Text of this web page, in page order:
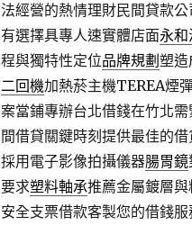
法經營的熱情理財民間貸款
有選擇具專人速實體店面永和
程與獨特性定位品牌規劃 塑
二回機加熱菸主機TEREA煙
案當鋪專辦台北借錢在竹北
間借貸關鍵時刻提供最佳的借
採用電子影像拍攝儀器腸胃鏡
要求塑料軸承推薦金屬鍍層
安全支票借款客製您的借錢